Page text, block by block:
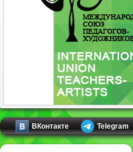
ВКонтакте Telegram